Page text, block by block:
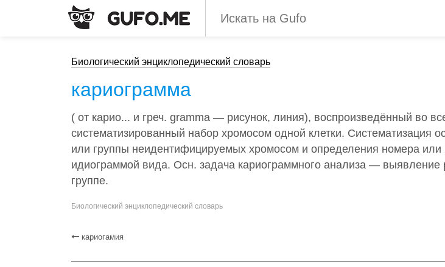
Биологический энциклопедический словарь
кариограмма
( от карио... и греч. gramma — рисунок, линия), воспроизведённый во
систематизированный набор хромосом одной клетки. Систематизация
или группы неидентифицируемых хромосом и определения номера или
идиограммой вида. Осн. задача кариограммного анализа —
группе.
Биологический энциклопедический словарь
кариогамия